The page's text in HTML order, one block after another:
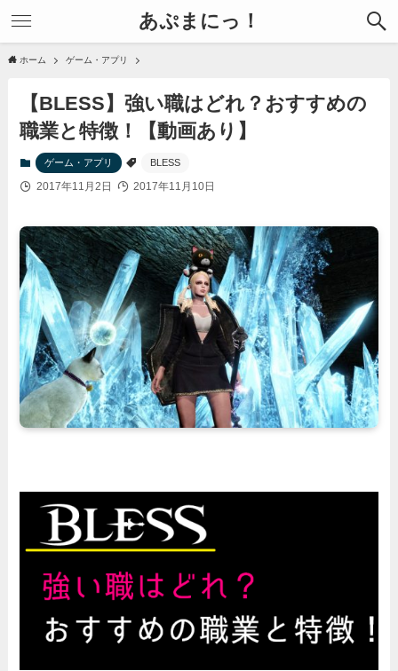
あぷまにっ！
ホーム ゲーム・アプリ
【BLESS】強い職はどれ？おすすめの
職業と特徴！【動画あり】
ゲーム・アプリ BLESS
2017年11月2日 2017年11月10日